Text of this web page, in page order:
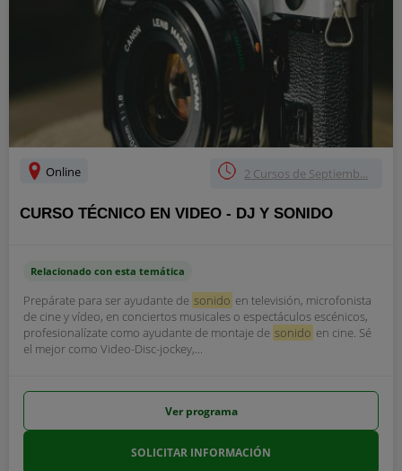
Online 2 Cursos de Septiemb...
CURSO TÉCNICO EN VIDEO - DJ Y SONIDO
Relacionado con esta temática
Prepárate para ser ayudante de sonido en televisión, microfonista
de cine y vídeo, en conciertos musicales o espectáculos escénicos,
profesionalízate como ayudante de montaje de sonido en cine. Sé
el mejor como Video-Disc-jockey,...
Ver programa
SOLICITAR INFORMACIÓN